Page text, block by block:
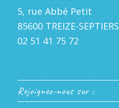
5, rue Abbé Petit
85600 TREIZE-SEPTIERS
02 51 41 75 72
Rejoignez-nous sur :